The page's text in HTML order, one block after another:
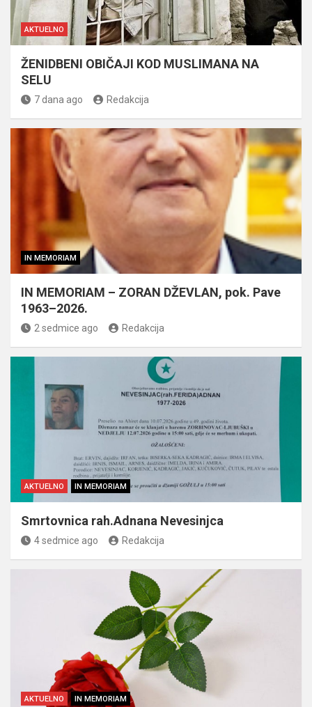
AKTUELNO
ŽENIDBENI OBIČAJI KOD MUSLIMANA NA
SELU
7 dana ago Redakcija
IN MEMORIAM
IN MEMORIAM – ZORAN DŽEVLAN, pok. Pave
1963–2026.
2 sedmice ago Redakcija
AKTUELNO IN MEMORIAM
Smrtovnica rah.Adnana Nevesinjca
4 sedmice ago Redakcija
AKTUELNO IN MEMORIAM